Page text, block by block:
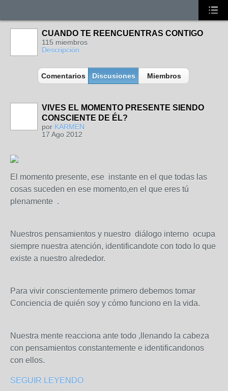
CUANDO TE REENCUENTRAS CONTIGO
115 miembros
Descripción
Comentarios Discusiones Miembros
VIVES EL MOMENTO PRESENTE SIENDO
CONSCIENTE DE ÉL?
por KARMEN
17 Ago 2012
El momento presente, ese instante en el que todas las
cosas suceden en ese momento,en el que eres tú
plenamente .
Nuestros pensamientos y nuestro diálogo interno ocupa
siempre nuestra atención, identificandote con todo lo que
existe a nuestro alrededor.
Para vivir conscientemente primero debemos tomar
Conciencia de quién soy y cómo funciono en la vida.
Nuestra mente reacciona ante todo ,llenando la cabeza
con pensamientos constantemente e identificandonos
con ellos.
SEGUIR LEYENDO